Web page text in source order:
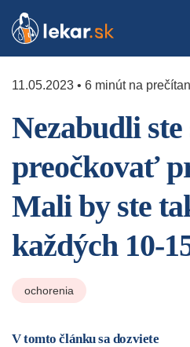
11.05.2023 • 6 minút na
Nezabudli ste
preočkovať
Mali by ste
každých 10-
ochorenia
V tomto článku sa dozviete